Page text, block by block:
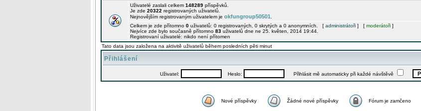
Uživatelé zaslali celkem 148289 příspěvků.
Je zde 20322 registrovaných uživatelů.
Nejnovějším registrovaným uživatelem je okfungroup50501
Celkem je zde přítomno 0 uživatelů: 0 registrovaných, 0 skrytých a 0 anonymních. [ administrátoři ] [ moderátoři ]
Nejvíce zde bylo současně přítomno 83 uživatelů dne ne 25. květen, 2014 19:44.
Registrovaní uživatelé: nikdo není přítomen
Tato data jsou založena na aktivitě uživatelů během posledních pěti minut
Přihlášení
Uživatel: Heslo: Přihlásit mě automaticky při každé návštěvě
Nové příspěvky Žádné nové příspěvky Fórum je zamčeno